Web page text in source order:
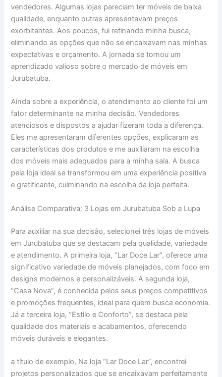
vendedores. Algumas lojas pareciam ter móveis de baixa
qualidade, enquanto outras apresentavam preços
exorbitantes. Aos poucos, fui refinando minha busca,
eliminando as opções que não se encaixavam nas minhas
expectativas e orçamento. A jornada se tornou um
aprendizado valioso sobre o mercado de móveis em
Jurubatuba.
Ainda sobre a experiência, o atendimento ao cliente foi um
fator determinante na minha decisão. Vendedores
atenciosos e dispostos a ajudar fizeram toda a diferença.
Eles me apresentaram diferentes opções, explicaram as
características dos produtos e me auxiliaram na escolha
dos móveis mais adequados para a minha sala. A busca
pela loja ideal se transformou em uma experiência positiva
e gratificante, culminando na escolha da loja perfeita.
Análise Comparativa: 3 Lojas em Jurubatuba Sob a Lupa
Para auxiliar na sua decisão, selecionei três lojas de móveis
em Jurubatuba que se destacam pela qualidade, variedade
e atendimento. A primeira loja, “Lar Doce Lar”, oferece uma
significativo variedade de móveis planejados, com foco em
designs modernos e personalizáveis. A segunda loja,
“Casa Nova”, é conhecida pelos seus preços competitivos
e promoções frequentes, ideal para quem busca economia.
Já a terceira loja, “Estilo e Conforto”, se destaca pela
qualidade dos materiais e acabamentos, oferecendo
móveis duráveis e elegantes.
a título de exemplo, Na loja “Lar Doce Lar”, encontrei
projetos personalizados que se encaixavam perfeitamente